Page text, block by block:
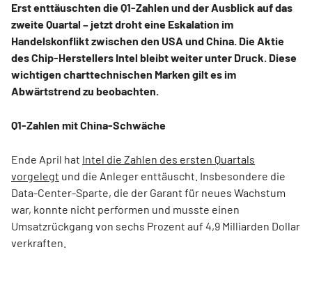
Erst enttäuschten die Q1-Zahlen und der Ausblick auf das
zweite Quartal – jetzt droht eine Eskalation im
Handelskonflikt zwischen den USA und China. Die Aktie
des Chip-Herstellers Intel bleibt weiter unter Druck. Diese
wichtigen charttechnischen Marken gilt es im
Abwärtstrend zu beobachten.
Q1-Zahlen mit China-Schwäche
Ende April hat Intel die Zahlen des ersten Quartals
vorgelegt und die Anleger enttäuscht. Insbesondere die
Data-Center-Sparte, die der Garant für neues Wachstum
war, konnte nicht performen und musste einen
Umsatzrückgang von sechs Prozent auf 4,9 Milliarden Dollar
verkraften.